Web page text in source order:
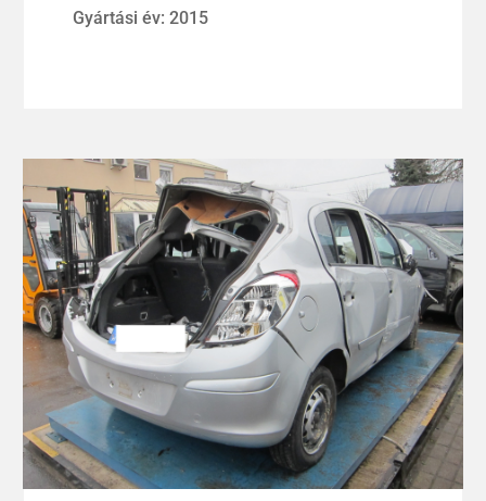
Gyártási év: 2015